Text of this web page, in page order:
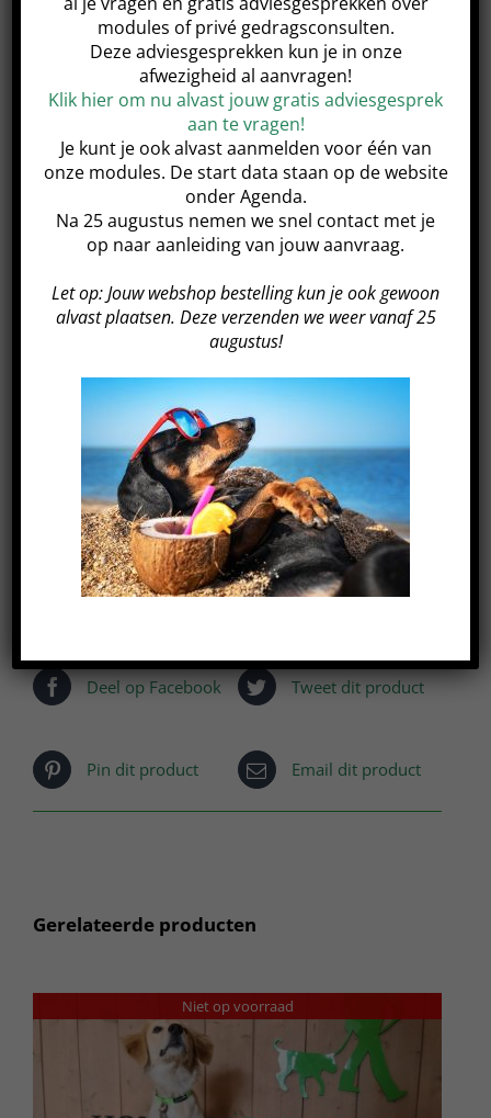
wasmachine op 40 graden.
De trainingslijn is een hulpmiddel, alleen juist
gebruik van de lijn kan meehelpen tot gewenst
resultaat. Voor training en het juiste gebruik van
de trainingslijn adviseren wij je contact op te
nemen met ons via
apeldoorn@trainingsschoolaw.nl
Thuisbezorgen? Geen probleem!
Deel op Facebook Tweet dit product
Pin dit product Email dit product
Gerelateerde producten
Niet op voorraad
modules of privé gedragsconsulten.
Deze adviesgesprekken kun je in onze
afwezigheid al aanvragen!
Klik hier om nu alvast jouw gratis adviesgesprek
aan te vragen!
Je kunt je ook alvast aanmelden voor één van
onze modules. De start data staan op de website
onder Agenda.
Na 25 augustus nemen we snel contact met je
op naar aanleiding van jouw aanvraag.
Let op: Jouw webshop bestelling kun je ook gewoon
alvast plaatsen. Deze verzenden we weer vanaf 25
augustus!